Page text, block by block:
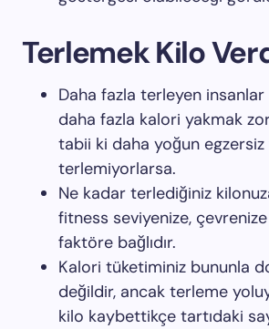
Terlemek Kilo
Daha fazla terleyen
daha fazla kalori yakmak
tabii ki daha yoğun egzersiz
terlemiyorlarsa.
Ne kadar terlediğiniz
fitness seviyenize,
faktöre bağlıdır.
Kalori tüketiminiz bununla
değildir, ancak terleme
kilo kaybettikçe tartıdaki